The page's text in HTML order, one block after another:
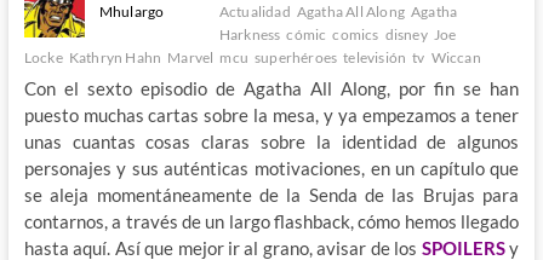
Mhulargo
Actualidad Agatha All Along Agatha
Harkness cómic comics disney Joe
Locke Kathryn Hahn Marvel mcu superhéroes televisión tv Wiccan
Con el sexto episodio de Agatha All Along, por fin se han
puesto muchas cartas sobre la mesa, y ya empezamos a tener
unas cuantas cosas claras sobre la identidad de algunos
personajes y sus auténticas motivaciones, en un capítulo que
se aleja momentáneamente de la Senda de las Brujas para
contarnos, a través de un largo flashback, cómo hemos llegado
hasta aquí. Así que mejor ir al grano, avisar de los SPOILERSy